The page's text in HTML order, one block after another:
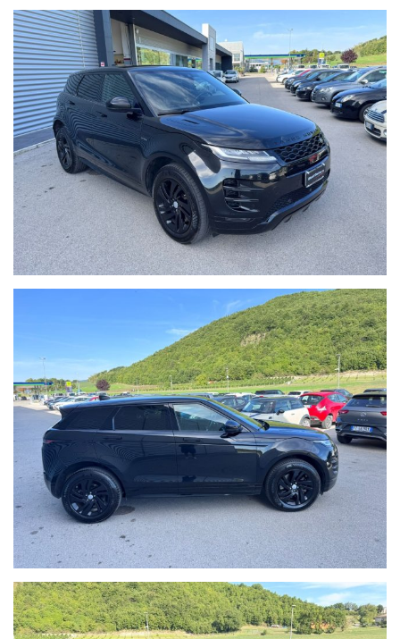
rate personalizzabili, da valutare in sede poichè il calcolatore
automatico del sito è puramente indicativo.
Formule finanziarie con valore futuro garantito anche per i nostri
veicoli usati dove potrai decidere se tenerla o restituirla dopo
2/3/4 anni di rateizzazione.
Per gli interessati è gradito contatto telefonico allo 0722810139.
Vieni a conoscerci sul nostro sito www.dinimotors.com, troverai
ulteriori foto e in altà qualità.
Ci puoi trovare a Sant'Angelo in Vado (PU) presso la nuova sede in
Voc. Calvernazzo n° 3 lungo la SS 73 bis accanto alla stazione di
servizio Beyfin.
siamo facilmente raggiungibili in pullman dalla stazione di Pesaro
o dalla stazione di Arezzo per il versante tirrenico.
I dettagli dell'auto inseriti nell'annuncio potrebbero in alcuni casi
differire da quelli realmente presenti sulla vettura; pertanto prima
dell'acquisto, vi invitiamo a verificare sia la correttezza degli
stessi che la disponibilità del veicolo.
Buon acquisto!